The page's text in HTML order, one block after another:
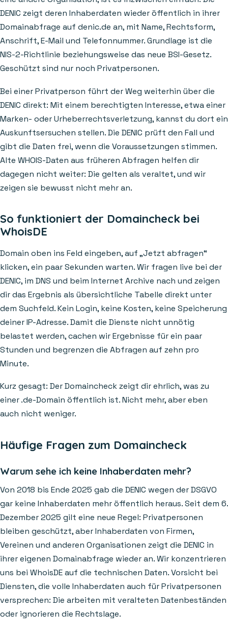
DENIC zeigt deren Inhaberdaten wieder öffentlich in ihrer
Domainabfrage auf denic.de an, mit Name, Rechtsform,
Anschrift, E-Mail und Telefonnummer. Grundlage ist die
NIS-2-Richtlinie beziehungsweise das neue BSI-Gesetz.
Geschützt sind nur noch Privatpersonen.
Bei einer Privatperson führt der Weg weiterhin über die
DENIC direkt: Mit einem berechtigten Interesse, etwa einer
Marken- oder Urheberrechtsverletzung, kannst du dort ein
Auskunftsersuchen stellen. Die DENIC prüft den Fall und
gibt die Daten frei, wenn die Voraussetzungen stimmen.
Alte WHOIS-Daten aus früheren Abfragen helfen dir
dagegen nicht weiter: Die gelten als veraltet, und wir
zeigen sie bewusst nicht mehr an.
So funktioniert der Domaincheck bei
WhoisDE
Domain oben ins Feld eingeben, auf „Jetzt abfragen“
klicken, ein paar Sekunden warten. Wir fragen live bei der
DENIC, im DNS und beim Internet Archive nach und zeigen
dir das Ergebnis als übersichtliche Tabelle direkt unter
dem Suchfeld. Kein Login, keine Kosten, keine Speicherung
deiner IP-Adresse. Damit die Dienste nicht unnötig
belastet werden, cachen wir Ergebnisse für ein paar
Stunden und begrenzen die Abfragen auf zehn pro
Minute.
Kurz gesagt: Der Domaincheck zeigt dir ehrlich, was zu
einer .de-Domain öffentlich ist. Nicht mehr, aber eben
auch nicht weniger.
Häufige Fragen zum Domaincheck
Warum sehe ich keine Inhaberdaten mehr?
Von 2018 bis Ende 2025 gab die DENIC wegen der DSGVO
gar keine Inhaberdaten mehr öffentlich heraus. Seit dem 6.
Dezember 2025 gilt eine neue Regel: Privatpersonen
bleiben geschützt, aber Inhaberdaten von Firmen,
Vereinen und anderen Organisationen zeigt die DENIC in
ihrer eigenen Domainabfrage wieder an. Wir konzentrieren
uns bei WhoisDE auf die technischen Daten. Vorsicht bei
Diensten, die volle Inhaberdaten auch für Privatpersonen
versprechen: Die arbeiten mit veralteten Datenbeständen
oder ignorieren die Rechtslage.